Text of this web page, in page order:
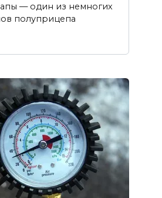
— один из немногих
полуприцепа